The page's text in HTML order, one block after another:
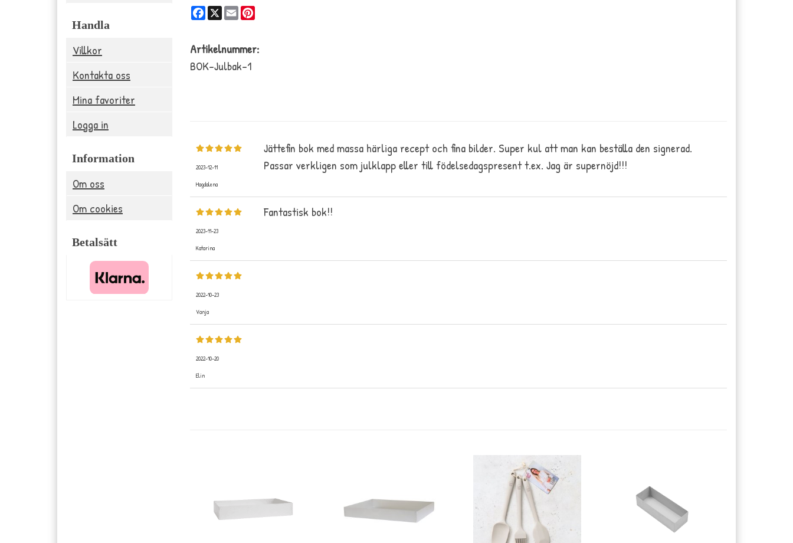
Handla
Villkor
Kontakta oss
Mina favoriter
Logga in
Information
Om oss
Om cookies
Betalsätt
Facebook
X Email
Artikelnummer:
BOK-Julbak-1
2023-12-11
Magdalena
Jättefin bok med massa härliga recept och fina bilder. Super kul att man kan beställa den signerad.
Passar verkligen som julklapp eller till födelsedagspresent t.ex. Jag är supernöjd!!!
2023-11-23
Katarina
Fantastisk bok!!
2022-10-23
Vanja
2022-10-20
Elin